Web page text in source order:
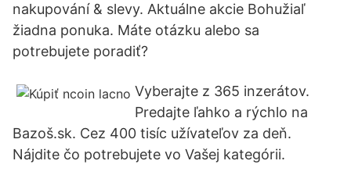
nakupování & slevy. Aktuálne akcie Bohužiaľ
žiadna ponuka. Máte otázku alebo sa
potrebujete poradiť?
Vyberajte z 365 inzerátov.
Predajte ľahko a rýchlo na
Bazoš.sk. Cez 400 tisíc užívateľov za deň.
Nájdite čo potrebujete vo Vašej kategórii.